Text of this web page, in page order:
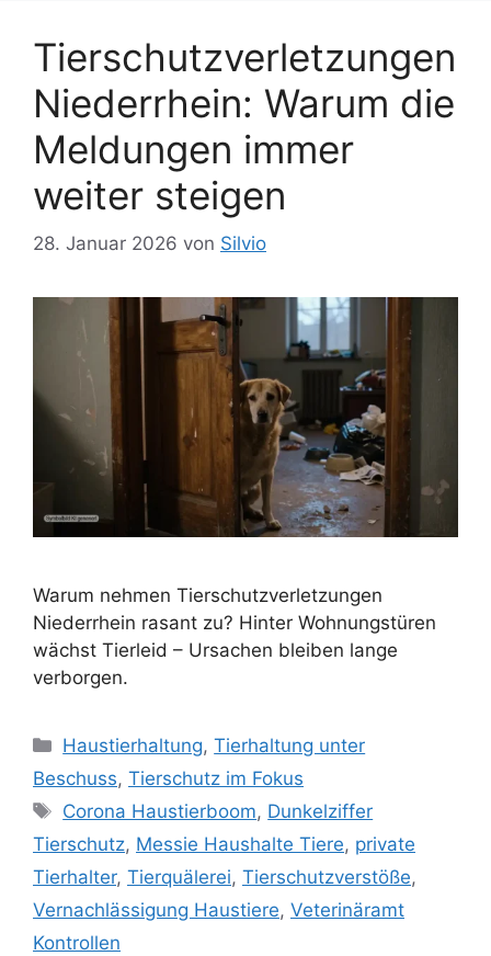
nr
t
e
Tierschutzverletzungen
Niederrhein: Warum die
Meldungen immer
weiter steigen
28. Januar 2026 von Silvio
Warum nehmen Tierschutzverletzungen
Niederrhein rasant zu? Hinter Wohnungstüren
wächst Tierleid – Ursachen bleiben lange
verborgen.
K
e
g
o
r
Haustierhaltung,Tierhaltung unter
Beschuss, Tierschutz im Fokus
S
l
a
g
Corona Haustierboom, Dunkelziffer
Tierschutz, Messie Haushalte Tiere, private
Tierhalter, Tierquälerei, Tierschutzverstöße,
Vernachlässigung Haustiere, Veterinäramt
Kontrollen